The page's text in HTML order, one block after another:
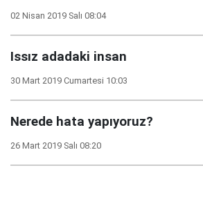
02 Nisan 2019 Salı 08:04
Issız adadaki insan
30 Mart 2019 Cumartesi 10:03
Nerede hata yapıyoruz?
26 Mart 2019 Salı 08:20